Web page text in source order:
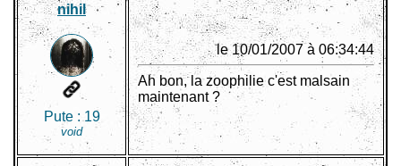
nihil
Pute : 19
void
le 10/01/2007 à 06:34:44
Ah bon, la zoophilie c'est malsain
maintenant ?